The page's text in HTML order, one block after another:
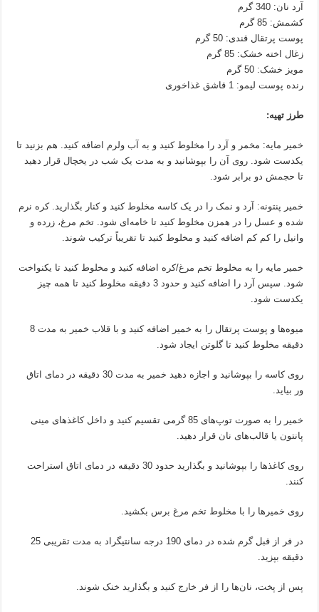
آرد نان: 340 گرم
کشمش: 85 گرم
پوست پرتقال قندی: 50 گرم
زغال اخته خشک: 85 گرم
مویز خشک: 50 گرم
رنده پوست لیمو: 1 قاشق غذاخوری
طرز تهیه:
خمیر مایه: مخمر و آرد را مخلوط کنید و به آب ولرم اضافه کنید. هم بزنید تا
یکدست شود. روی آن را بپوشانید و به مدت یک شب در یخچال قرار دهید
تا حجمش دو برابر شود.
خمیر پنتونه: آرد و نمک را در یک کاسه مخلوط کنید و کنار بگذارید. کره نرم
شده و عسل را در همزن مخلوط کنید تا خامه‌ای شود. تخم مرغ، زرده و
وانیل را کم کم اضافه کنید و مخلوط کنید تا تقریباً ترکیب شوند.
خمیر مایه را به مخلوط تخم مرغ/کره اضافه کنید و مخلوط کنید تا یکنواخت
شود. سپس آرد را اضافه کنید و حدود 3 دقیقه مخلوط کنید تا همه چیز
یکدست شود.
میوه‌ها و پوست پرتقال را به خمیر اضافه کنید و با قلاب خمیر به مدت 8
دقیقه مخلوط کنید تا گلوتن ایجاد شود.
روی کاسه را بپوشانید و اجازه دهید خمیر به مدت 30 دقیقه در دمای اتاق
ور بیاید.
خمیر را به صورت توپ‌های 85 گرمی تقسیم کنید و داخل کاغذهای مینی
پانتون یا قالب‌های نان قرار دهید.
روی کاغذها را بپوشانید و بگذارید حدود 30 دقیقه در دمای اتاق استراحت
کنند.
روی خمیرها را با مخلوط تخم مرغ برس بکشید.
در فر از قبل گرم شده در دمای 190 درجه سانتیگراد به مدت تقریبی 25
دقیقه بپزید.
پس از پخت، نان‌ها را از فر خارج کنید و بگذارید خنک شوند.